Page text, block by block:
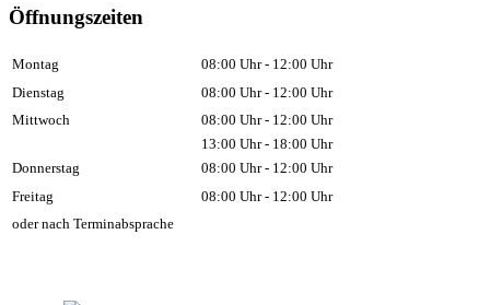
Öffnungszeiten
Montag
08:00 Uhr - 12:00 Uhr
Dienstag
08:00 Uhr - 12:00 Uhr
Mittwoch
08:00 Uhr - 12:00 Uhr
13:00 Uhr - 18:00 Uhr
Donnerstag
08:00 Uhr - 12:00 Uhr
Freitag
08:00 Uhr - 12:00 Uhr
oder nach Terminabsprache